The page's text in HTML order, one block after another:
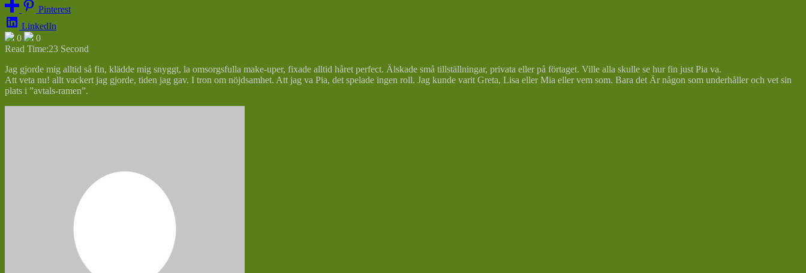
Pinterest
LinkedIn
0
0
Read Time:23 Second
Jag gjorde mig alltid så fin, klädde mig snyggt, la omsorgsfulla make-uper, fixade alltid håret perfect. Älskade små tillställningar, privata eller på förtaget. Ville alla skulle se hur fin just Pia va.
Att veta nu! allt vackert jag gjorde, tiden jag gav. I tron om nöjdsamhet. Att jag va Pia, det spelade ingen roll. Jag kunde varit Greta, Lisa eller Mia eller vem som. Bara det Är någon som underhåller och vet sin
plats i ”avtals-ramen”.